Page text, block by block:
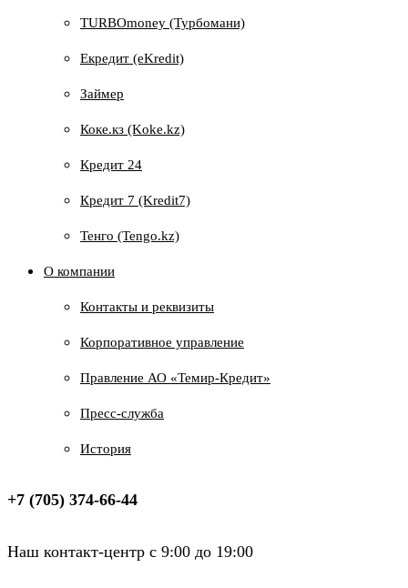
TURBOmoney (Турбомани)
Екредит (еKredit)
Займер
Коке.кз (Koke.kz)
Кредит 24
Кредит 7 (Kredit7)
Тенго (Tengo.kz)
О компании
Контакты и реквизиты
Корпоративное управление
Правление АО «Темир-Кредит»
Пресс-служба
История
+7 (705) 374-66-44
Наш контакт-центр с 9:00 до 19:00